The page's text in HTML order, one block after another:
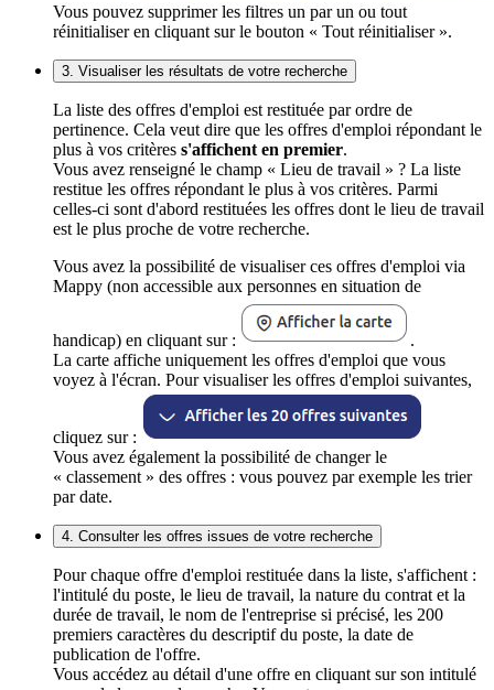
Vous pouvez supprimer les filtres un par un ou tout
réinitialiser en cliquant sur le bouton « Tout réinitialiser ».
3. Visualiser les résultats de votre recherche
La liste des offres d'emploi est restituée par ordre de
pertinence. Cela veut dire que les offres d'emploi répondant le
plus à vos critères s'affichent en premier.
Vous avez renseigné le champ « Lieu de travail » ? La liste
restitue les offres répondant le plus à vos critères. Parmi
celles-ci sont d'abord restituées les offres dont le lieu de travail
est le plus proche de votre recherche.
Vous avez la possibilité de visualiser ces offres d'emploi via
Mappy (non accessible aux personnes en situation de
handicap) en cliquant sur :
.
La carte affiche uniquement les offres d'emploi que vous
voyez à l'écran. Pour visualiser les offres d'emploi suivantes,
cliquez sur :
Vous avez également la possibilité de changer le
« classement » des offres : vous pouvez par exemple les trier
par date.
4. Consulter les offres issues de votre recherche
Pour chaque offre d'emploi restituée dans la liste, s'affichent :
l'intitulé du poste, le lieu de travail, la nature du contrat et la
durée de travail, le nom de l'entreprise si précisé, les 200
premiers caractères du descriptif du poste, la date de
publication de l'offre.
Vous accédez au détail d'une offre en cliquant sur son intitulé